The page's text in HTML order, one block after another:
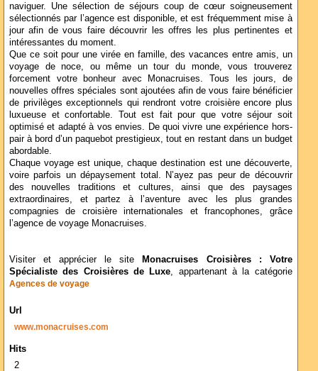
naviguer. Une sélection de séjours coup de cœur soigneusement
sélectionnés par l’agence est disponible, et est fréquemment mise à
jour afin de vous faire découvrir les offres les plus pertinentes et
intéressantes du moment.
Que ce soit pour une virée en famille, des vacances entre amis, un
voyage de noce, ou même un tour du monde, vous trouverez
forcement votre bonheur avec Monacruises. Tous les jours, de
nouvelles offres spéciales sont ajoutées afin de vous faire bénéficier
de privilèges exceptionnels qui rendront votre croisière encore plus
luxueuse et confortable. Tout est fait pour que votre séjour soit
optimisé et adapté à vos envies. De quoi vivre une expérience hors-
pair à bord d’un paquebot prestigieux, tout en restant dans un budget
abordable.
Chaque voyage est unique, chaque destination est une découverte,
voire parfois un dépaysement total. N’ayez pas peur de découvrir
des nouvelles traditions et cultures, ainsi que des paysages
extraordinaires, et partez à l’aventure avec les plus grandes
compagnies de croisière internationales et francophones, grâce
l’agence de voyage Monacruises.
Visiter et apprécier le site
Monacruises Croisières : Votre
Spécialiste des Croisières de Luxe, appartenant à la catégorie
Agences de voyage
Url
www.monacruises.com
Hits
2